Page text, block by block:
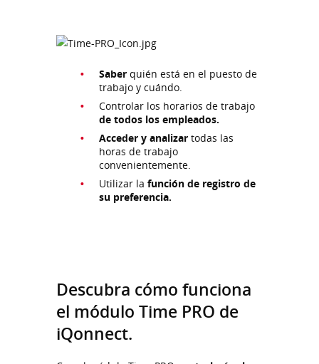
Saber quién está en el puesto de
trabajo y cuándo.
Controlar los horarios de trabajo
de todos los empleados.
Acceder y analizar todas las
horas de trabajo
convenientemente.
Utilizar la función de registro de
su preferencia.
Descubra cómo funciona
el módulo Time PRO de
iQonnect.